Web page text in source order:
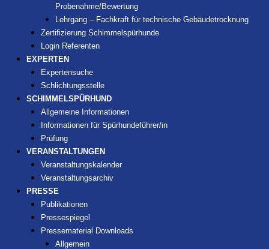
Probenahme/Bewertung
Lehrgang – Fachkraft für technische Gebäudetrocknung
Zertifizierung Schimmelspürhunde
Login Referenten
EXPERTEN
Expertensuche
Schlichtungsstelle
SCHIMMELSPÜRHUND
Allgemeine Informationen
Informationen für Spürhundeführer/in
Prüfung
VERANSTALTUNGEN
Veranstaltungskalender
Veranstaltungsarchiv
PRESSE
Publikationen
Pressespiegel
Pressematerial Downloads
Allgemein